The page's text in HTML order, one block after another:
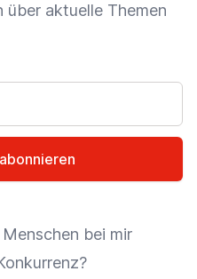
über aktuelle Themen
bei mir